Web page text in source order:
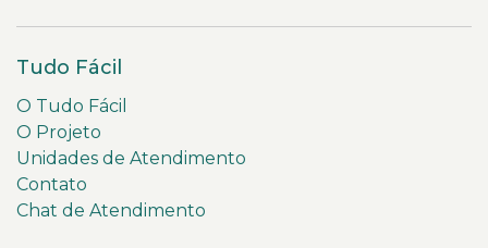
Tudo Fácil
O Tudo Fácil
O Projeto
Unidades de Atendimento
Contato
Chat de Atendimento